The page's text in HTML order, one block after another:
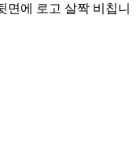
면에 로고 살짝 비칩니